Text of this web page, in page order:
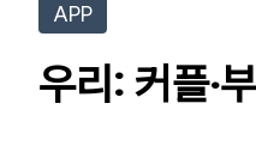
APP
우리: 커플·